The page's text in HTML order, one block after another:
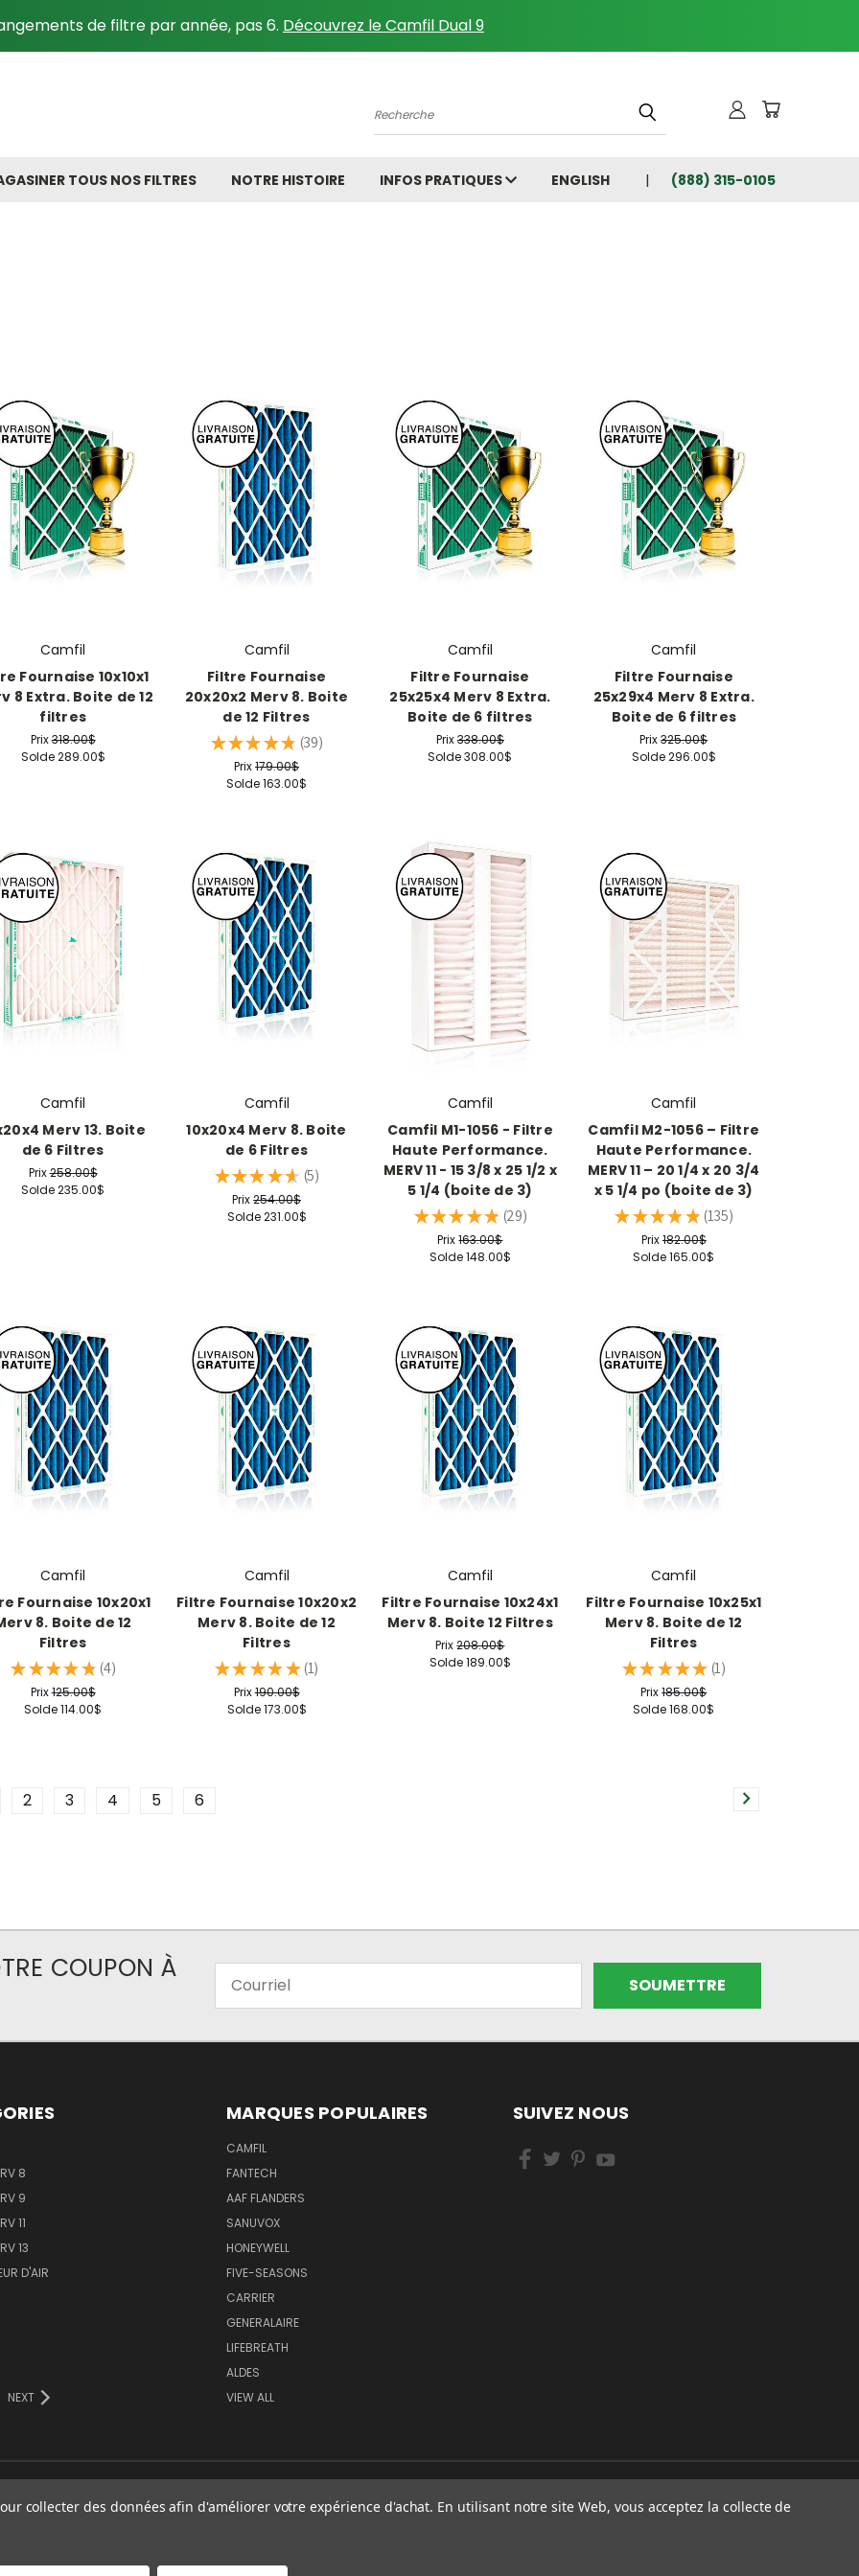
de filtre par année, pas 6. Découvrez le Camfil Dual 9
Recherche
TOUS NOS FILTRES NOTRE HISTOIRE INFOS PRATIQUES ENGLISH (888) 315-0105
Camfil
Fournaise 10x10x1
8 Extra. Boite de 12
filtres
Prix318.00$
Solde289.00$
Camfil
Filtre Fournaise
20x20x2 Merv 8. Boite
de 12 Filtres
★ ★ ★ ★ ★ 39
39
Prix179.00$
Solde163.00$
Camfil
Filtre Fournaise
25x25x4 Merv 8 Extra.
Boite de 6 filtres
Prix338.00$
Solde308.00$
Camfil
Filtre Fournaise
25x29x4 Merv 8 Extra.
Boite de 6 filtres
Prix325.00$
Solde296.00$
Camfil
Merv 13. Boite
de 6 Filtres
Prix258.00$
Solde235.00$
Camfil
10x20x4 Merv 8. Boite
de 6 Filtres
★ ★ ★ ★ ★ 5
5
Prix254.00$
Solde231.00$
Camfil
Camfil M1-1056 - Filtre
Haute Performance.
MERV 11 - 15 3/8 x 25 1/2 x
5 1/4 (boite de 3)
★ ★ ★ ★ ★ 29
29
Prix163.00$
Solde148.00$
Camfil
Camfil M2-1056 – Filtre
Haute Performance.
MERV 11 – 20 1/4 x 20 3/4
x 5 1/4 po (boite de 3)
★ ★ ★ ★ ★ 135
135
Prix182.00$
Solde165.00$
Camfil
Fournaise 10x20x1
8. Boite de 12
Filtres
★ ★ ★ ★ ★ 4
4
Prix125.00$
Solde114.00$
Camfil
Filtre Fournaise 10x20x2
Merv 8. Boite de 12
Filtres
★ ★ ★ ★ ★ 1
1
Prix190.00$
Solde173.00$
Camfil
Filtre Fournaise 10x24x1
Merv 8. Boite 12 Filtres
Prix208.00$
Solde189.00$
Camfil
Filtre Fournaise 10x25x1
Merv 8. Boite de 12
Filtres
★ ★ ★ ★ ★ 1
1
Prix185.00$
Solde168.00$
2 3 4 5 6
COUPON À
8
9
11
13
D'AIR
NEXT
MARQUES POPULAIRES
CAMFIL
FANTECH
AAF FLANDERS
SANUVOX
HONEYWELL
FIVE-SEASONS
CARRIER
GENERALAIRE
LIFEBREATH
ALDES
VIEW ALL
SUIVEZ NOUS
collecter des données afin d'améliorer votre expérience d'achat. En utilisant notre site Web, vous acceptez la collecte de